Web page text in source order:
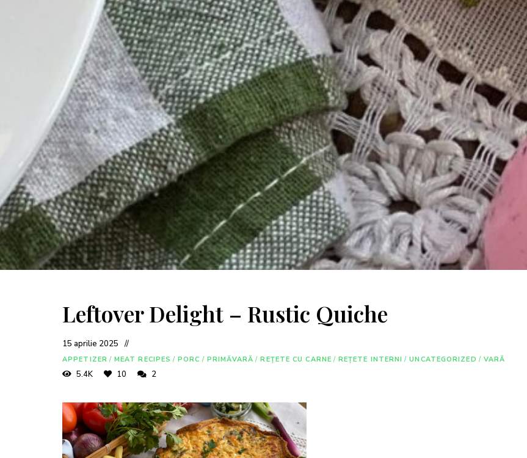
Leftover Delight – Rustic Quiche
15 aprilie 2025
APPETIZER / MEAT RECIPES / PORC / PRIMĂVARĂ / REȚETE CU CARNE / REȚETE INTERNI / UNCATEGORIZED / VARĂ
5.4K 10 2